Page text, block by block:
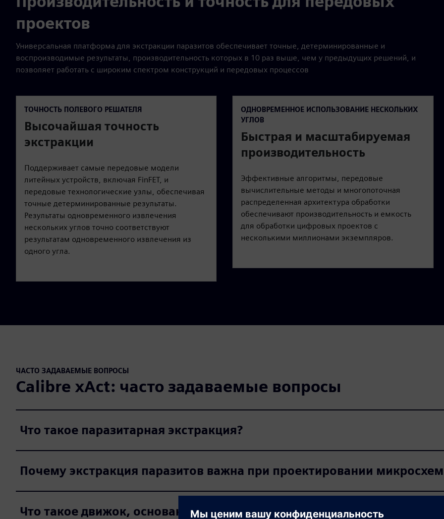
проектов
Универсальная платформа для экстракции паразитов обеспечивает точные, детерминированные и
воспроизводимые результаты, производительность которых в 10 раз выше, чем у предыдущих решений, и
позволяет работать с широким спектром конструкций и передовых процессов
ТОЧНОСТЬ ПОЛЕВОГО РЕШАТЕЛЯ
Высочайшая точность
экстракции
Поддерживает самые передовые модели
литейных устройств, включая FinFET, и
передовые технологические узлы, обеспечивая
точные детерминированные результаты.
Результаты одновременного извлечения
нескольких углов точно соответствуют
результатам одновременного извлечения из
одного угла.
ОДНОВРЕМЕННОЕ ИСПОЛЬЗОВАНИЕ НЕСКОЛЬКИХ
УГЛОВ
Быстрая и масштабируемая
производительность
Эффективные алгоритмы, передовые
вычислительные методы и многопоточная
распределенная архитектура обработки
обеспечивают производительность и емкость
для обработки цифровых проектов с
несколькими миллионами экземпляров.
ЧАСТО ЗАДАВАЕМЫЕ ВОПРОСЫ
Calibre xAct: часто задаваемые вопросы
Что такое паразитарная экстракция?
Почему экстракция паразитов важна при проектировании
Что такое движок, основанный на правилах?